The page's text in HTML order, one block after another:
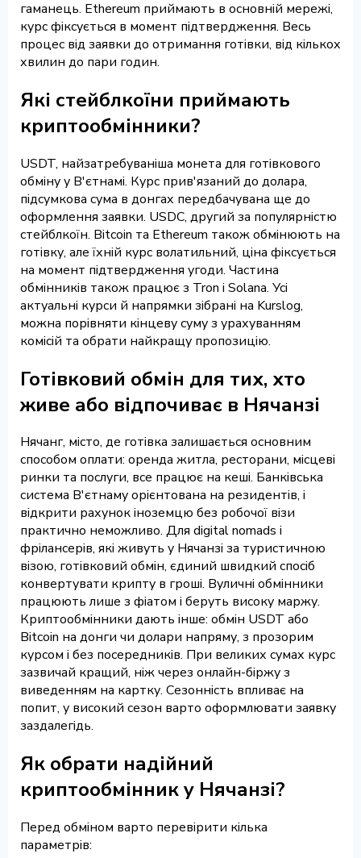
гаманець. Ethereum приймають в основній мережі,
курс фіксується в момент підтвердження. Весь
процес від заявки до отримання готівки, від кількох
хвилин до пари годин.
Які стейблкоїни приймають
криптообмінники?
USDT, найзатребуваніша монета для готівкового
обміну у В'єтнамі. Курс прив'язаний до долара,
підсумкова сума в донгах передбачувана ще до
оформлення заявки. USDC, другий за популярністю
стейблкоїн. Bitcoin та Ethereum також обмінюють на
готівку, але їхній курс волатильний, ціна фіксується
на момент підтвердження угоди. Частина
обмінників також працює з Tron і Solana. Усі
актуальні курси й напрямки зібрані на Kurslog,
можна порівняти кінцеву суму з урахуванням
комісій та обрати найкращу пропозицію.
Готівковий обмін для тих, хто
живе або відпочиває в Нячанзі
Нячанг, місто, де готівка залишається основним
способом оплати: оренда житла, ресторани, місцеві
ринки та послуги, все працює на кеші. Банківська
система В'єтнаму орієнтована на резидентів, і
відкрити рахунок іноземцю без робочої візи
практично неможливо. Для digital nomads і
фрілансерів, які живуть у Нячанзі за туристичною
візою, готівковий обмін, єдиний швидкий спосіб
конвертувати крипту в гроші. Вуличні обмінники
працюють лише з фіатом і беруть високу маржу.
Криптообмінники дають інше: обмін USDT або
Bitcoin на донги чи долари напряму, з прозорим
курсом і без посередників. При великих сумах курс
зазвичай кращий, ніж через онлайн-біржу з
виведенням на картку. Сезонність впливає на
попит, у високий сезон варто оформлювати заявку
заздалегідь.
Як обрати надійний
криптообмінник у Нячанзі?
Перед обміном варто перевірити кілька
параметрів: